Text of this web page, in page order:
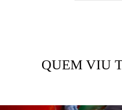
QUEM VIU